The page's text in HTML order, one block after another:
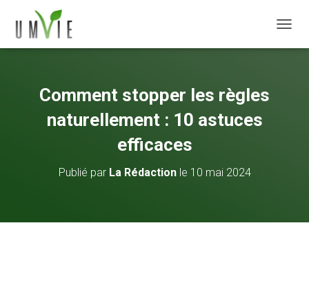
Comment stopper les règles
naturellement : 10 astuces
efficaces
Publié par La Rédactionle 10 mai 2024